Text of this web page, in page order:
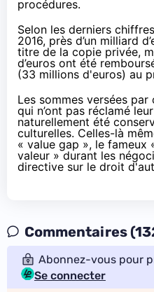
procédures.
Selon les derniers
2016, près d’un milliard
titre de la copie privée,
d’euros ont été
(33 millions d'euros) au
Les sommes versées
qui n’ont pas réclamé
naturellement été
culturelles. Celles-là
« value gap », le fameux
valeur » durant les
directive sur le droit
Commentaires
Abonnez-vous pour
Se connecter